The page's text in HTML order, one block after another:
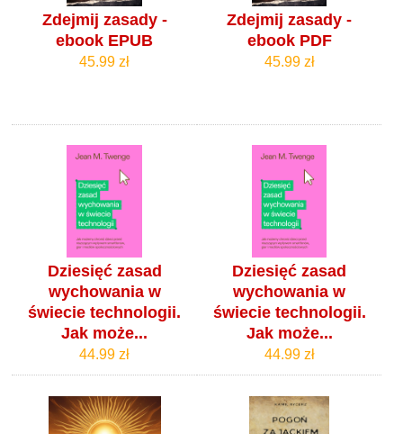
Zdejmij zasady -
ebook EPUB
45.99 zł
Zdejmij zasady -
ebook PDF
45.99 zł
Dziesięć zasad
wychowania w
świecie technologii.
Jak może...
44.99 zł
Dziesięć zasad
wychowania w
świecie technologii.
Jak może...
44.99 zł